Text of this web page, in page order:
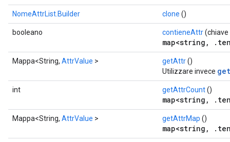
NomeAttrList.Builder clone ()
booleano contieneAttr
map<string,
Mappa<String, AttrValue > getAttr()
Utilizzare invece
int getAttrCount()
map<string,
Mappa<String, AttrValue > getAttrMap ()
map<string,